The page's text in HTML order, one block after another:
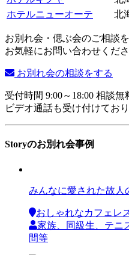
ホテルニューオーテ
北
お別れ会・偲ぶ会のご相談
お気軽にお問い合わせくだ
お別れ会の相談をする
受付時間 9:00～18:00 相談無
ビデオ通話も受け付けてお
Storyのお別れ会事例
みんなに愛された故人
おしゃれなカフェレ
家族、同級生、テニ
間等